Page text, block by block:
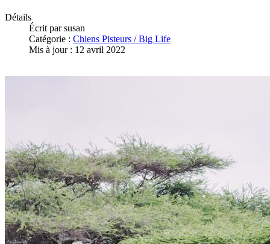
Détails
Écrit parsusan
Catégorie : Chiens Pisteurs / Big Life
Mis à jour : 12 avril 2022